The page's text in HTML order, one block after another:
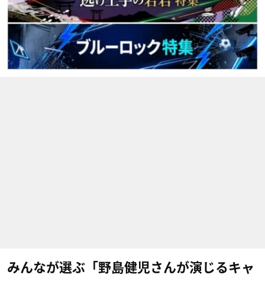
みんなが選ぶ「野島健児さんが演じるキャ